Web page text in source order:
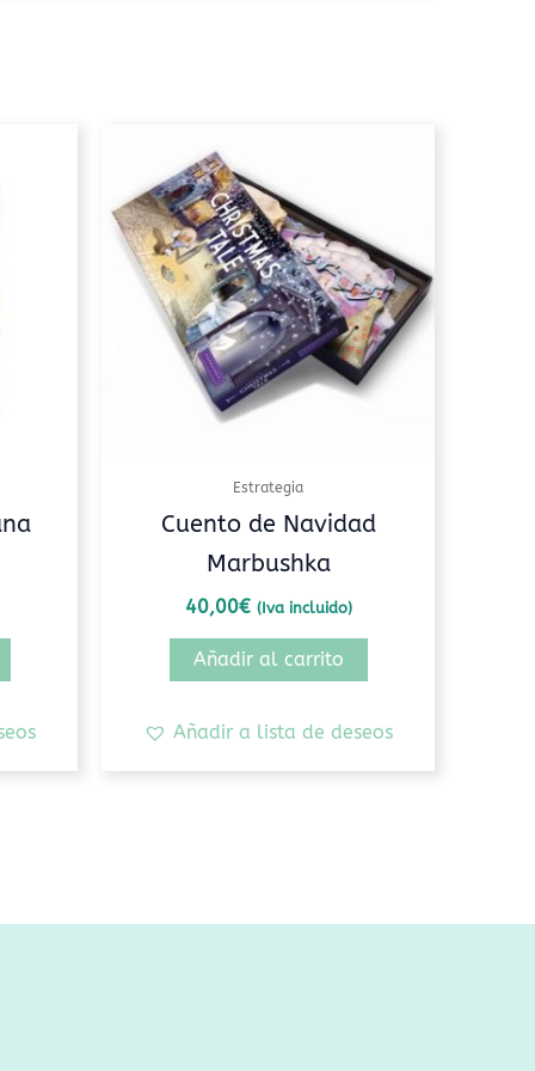
Estrategia
Cuento de Navidad
Marbushka
40,00€ (Iva incluido)
Añadir al carrito
Añadir a lista de deseos